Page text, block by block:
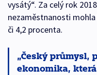
vysátý“. Za celý rok
nezaměstnanosti
či 4,2 procenta.
Český průmysl,
ekonomika,